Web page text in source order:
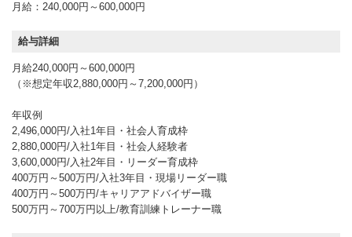
月給：240,000円～600,000円
給与詳細
月給240,000円～600,000円
（※想定年収2,880,000円～7,200,000円）
年収例
2,496,000円/入社1年目・社会人育成枠
2,880,000円/入社1年目・社会人経験者
3,600,000円/入社2年目・リーダー育成枠
400万円～500万円/入社3年目・現場リーダー職
400万円～500万円/キャリアアドバイザー職
500万円～700万円以上/教育訓練トレーナー職